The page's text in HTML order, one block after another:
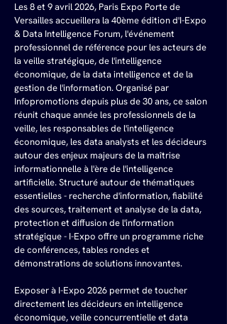
Les 8 et 9 avril 2026, Paris Expo Porte de
Versailles accueillera la 40ème édition d'I-Expo
& Data Intelligence Forum, l'événement
professionnel de référence pour les acteurs de
la veille stratégique, de l'intelligence
économique, de la data intelligence et de la
gestion de l'information. Organisé par
Infopromotions depuis plus de 30 ans, ce salon
réunit chaque année les professionnels de la
veille, les responsables de l'intelligence
économique, les data analysts et les décideurs
autour des enjeux majeurs de la maîtrise
informationnelle à l'ère de l'intelligence
artificielle. Structuré autour de thématiques
essentielles - recherche d'information, fiabilité
des sources, traitement et analyse de la data,
protection et diffusion de l'information
stratégique - I-Expo offre un programme riche
de conférences, tables rondes et
démonstrations de solutions innovantes.
Exposer à I-Expo 2026 permet de toucher
directement les décideurs en intelligence
économique, veille concurrentielle et data